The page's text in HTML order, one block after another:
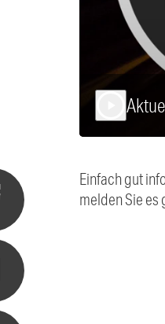
Einfach gut
melden Sie